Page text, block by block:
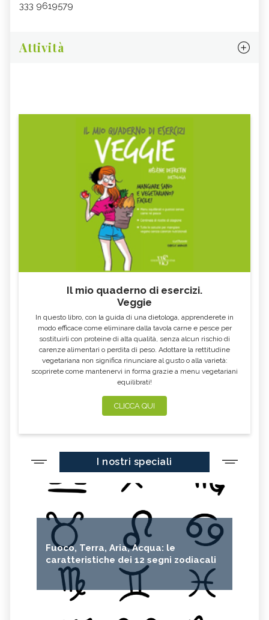
333 9619579
Attività
Il mio quaderno di esercizi.
Veggie
In questo libro, con la guida di una dietologa, apprenderete in
modo efficace come eliminare dalla tavola carne e pesce per
sostituirli con proteine di alta qualità, senza alcun rischio di
carenze alimentari o perdita di peso. Adottare la rettitudine
vegetariana non significa rinunciare al gusto o alla varietà:
scoprirete come mantenervi in forma grazie a menu vegetariani
equilibrati!
CLICCA QUI
I nostri speciali
Fuoco, Terra, Aria, Acqua: le
caratteristiche dei 12 segni zodiacali